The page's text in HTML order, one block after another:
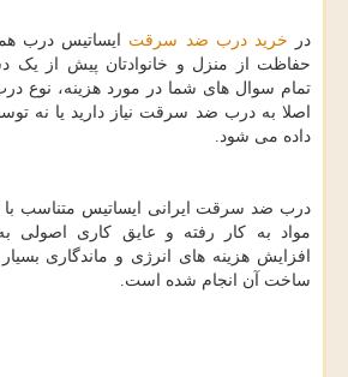
در خرید درب ضد سرقت ایساتیس درب
حفاظت از منزل و خانوادتان پیش از یک
تمام سوال های شما در مورد هزینه، نوع درب
اصلا به درب ضد سرقت نیاز دارید یا نه
داده می شود.
درب ضد سرقت ایرانی ایساتیس متناسب با
مواد به کار رفته و عایق کاری اصولی
افزایش هزینه های انرژی و ماندگاری
ساخت آن انجام شده است.